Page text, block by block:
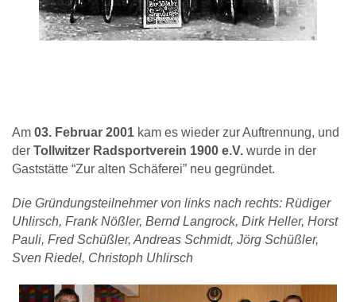
Am 03. Februar 2001 kam es wieder zur Auftrennung, und
der Tollwitzer Radsportverein 1900 e.V. wurde in der
Gaststätte “Zur alten Schäferei” neu gegründet.
Die Gründungsteilnehmer von links nach rechts: Rüdiger
Uhlirsch, Frank Nößler, Bernd Langrock, Dirk Heller, Horst
Pauli, Fred Schüßler, Andreas Schmidt, Jörg Schüßler,
Sven Riedel, Christoph Uhlirsch